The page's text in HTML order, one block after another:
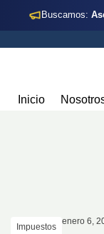
Buscamos:
Inicio
Impuestos
enero 6,